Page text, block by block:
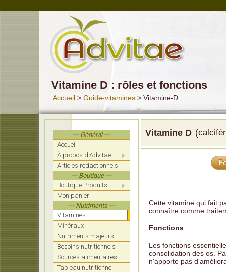
Vitamine D : rôles et fonctions
Accueil > Guide-vitamines > Vitamine-D
--- Général ---
Accueil
À propos d'Advitae
Articles rédactionnels
--- Boutique ---
Boutique Produits
Mon panier
--- Nutriments ---
Vitamines
Minéraux
Nutriments majeurs
Besoins nutritionnels
Sources alimentaires
Tableau nutritionnel
Vitamine D
Cette vitamine qui fait
connaître comme
Fonctions
Les fonctions
consolidation des os.
n'apporte pas